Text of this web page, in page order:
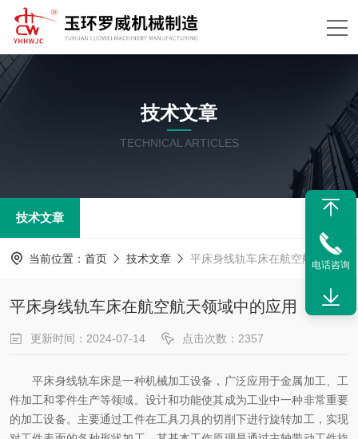
技术文章
TECHNICAL ARTICLES
技术文章
当前位置： 首页 技术文章 平床身线轨车床在航空航天领域中的应用
平床身线轨车床在航空航天领域中的应用
更新时间：2024-07-14 点击次数：2357
平床身线轨车床是一种机械加工设备，广泛应用于金属加工、工
件加工和零件生产等领域。设计和功能使其成为工业中一种非常重要
的加工设备。主要通过工件在工具刀具的切削下进行旋转加工，实现
电话咨询